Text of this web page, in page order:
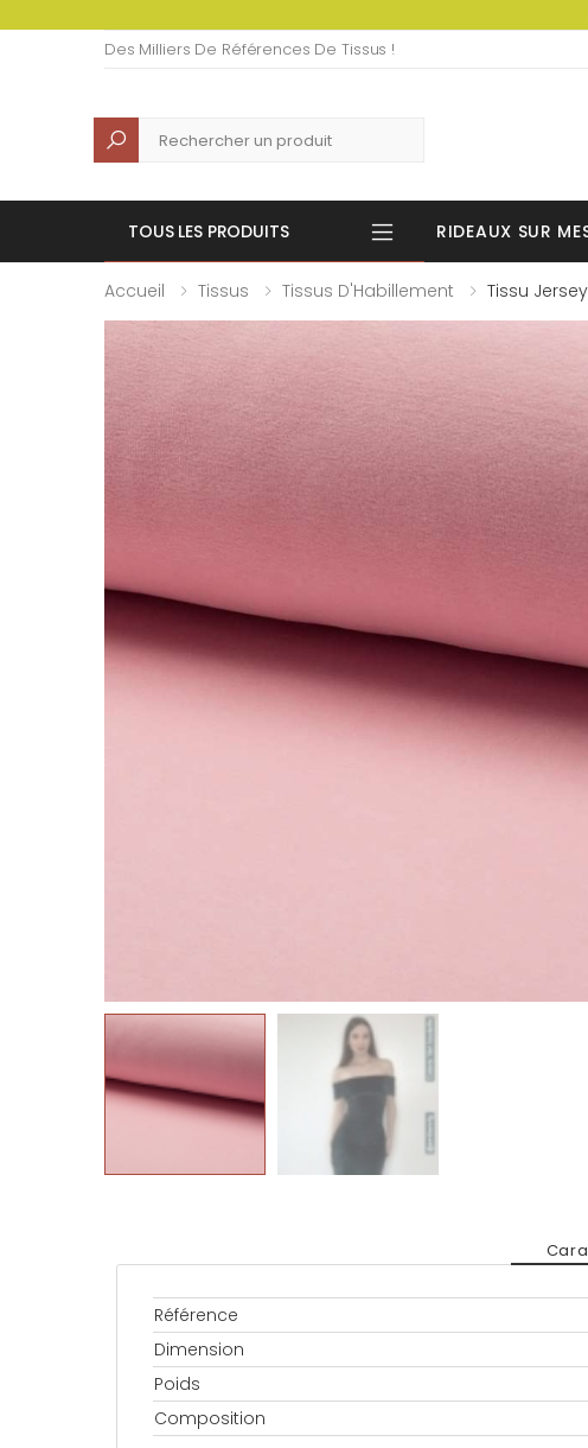
Des Milliers De Références De Tissus !
Recherche
TOUS LES PRODUITS RIDEAUX SUR
Accueil Tissus Tissus D'Habillement Tissu
Référence
Dimension
Poids
Composition